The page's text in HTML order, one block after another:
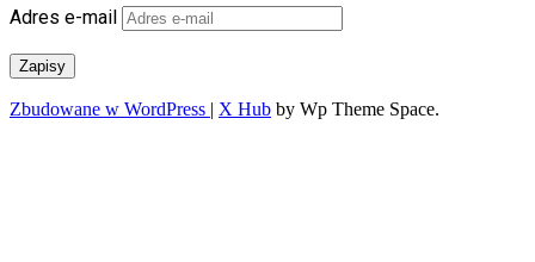
Adres e-mail
Zapisy
Zbudowane w WordPress | X Hub by Wp Theme Space.